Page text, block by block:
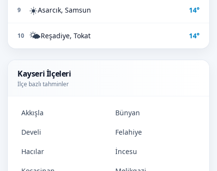
9 ☀️Asarcık, Samsun 14°
10 🌤️Reşadiye, Tokat 14°
Kayseri İlçeleri
İlçe bazlı tahminler
Akkışla Bünyan
Develi Felahiye
Hacılar İncesu